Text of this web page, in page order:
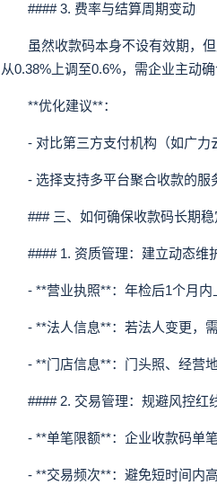
#### 3. 费率与结算周期变动
虽然收款码本身不设有效期，但
从0.38%上调至0.6%，需企业主动确
**优化建议**：
- 对比第三方支付机构（如广力云
- 选择支持多平台聚合收款的服
### 三、如何确保收款码长期稳
#### 1. 资质管理：建立动态维
- **营业执照**：年检后1个月内
- **法人信息**：若法人变更，需
- **门店信息**：门头照、经营地
#### 2. 交易管理：规避风控红
- **单笔限额**：企业收款码单笔
- **交易频次**：避免短时间内高